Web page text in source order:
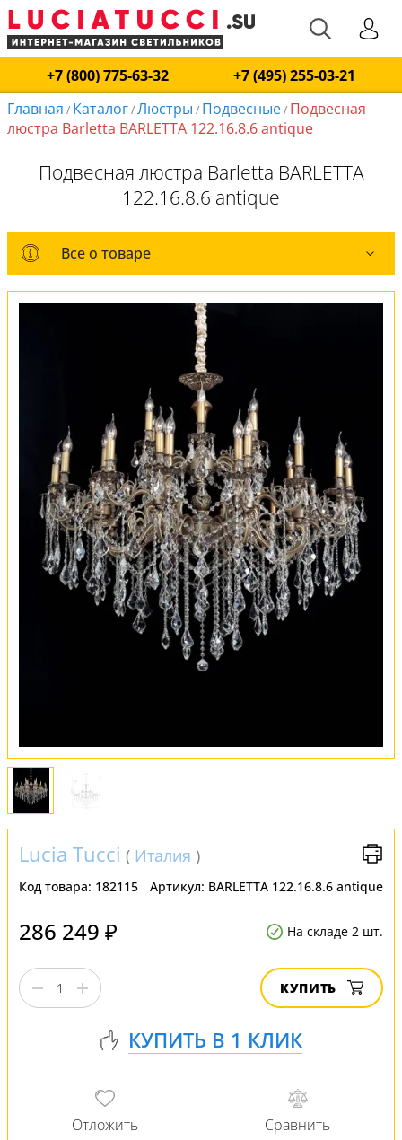
+7 (800) 775-63-32
+7 (495) 255-03-21
Главная / Каталог/Люстры / Подвесные/ Подвесная
люстра Barletta BARLETTA 122.16.8.6 antique
Подвесная люстра Barletta BARLETTA
122.16.8.6 antique
Все о товаре
Все о товаре
Комплект лампочек
Оплата и доставка
Обмен и возврат
Установка
FAQ
Отзывы
Lucia Tucci ( Италия )
Код товара: 182115 Артикул: BARLETTA 122.16.8.6 antique
286 249 ₽ На складе 2 шт.
КУПИТЬ